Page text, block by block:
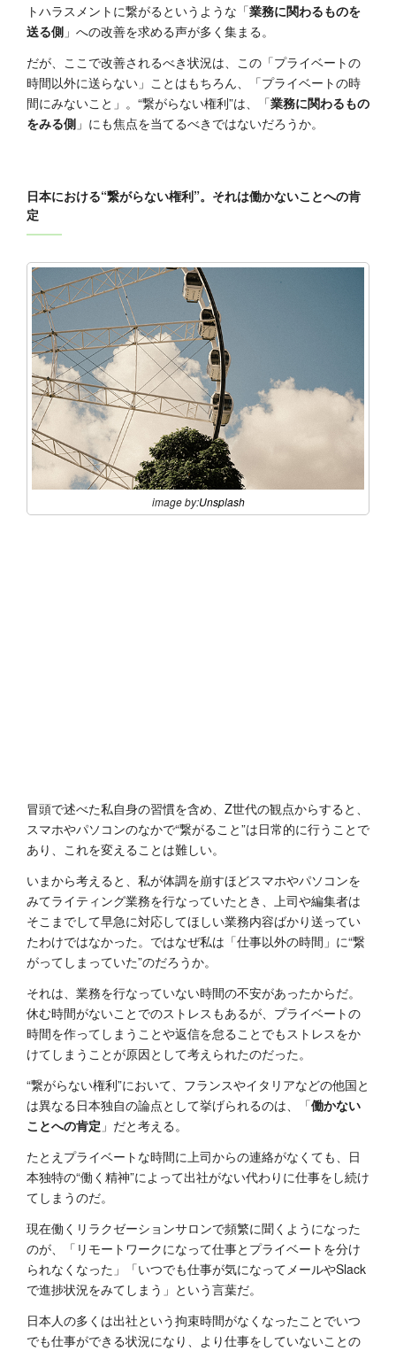
トハラスメントに繋がるというような「業務に関わるものを
送る側 」への改善を求める声が多く集まる。
だが、ここで改善されるべき状況は、この「プライベートの
時間以外に送らない」ことはもちろん、「プライベートの時
間にみないこと」。“繋がらない権利”は、「業務に関わるもの
をみる側 」にも焦点を当てるべきではないだろうか。
日本における“繋がらない権利”。それは働かないことへの肯
定
image by:Unsplash
冒頭で述べた私自身の習慣を含め、Z世代の観点からすると、
スマホやパソコンのなかで“繋がること”は日常的に行うことで
あり、これを変えることは難しい。
いまから考えると、私が体調を崩すほどスマホやパソコンを
みてライティング業務を行なっていたとき、上司や編集者は
そこまでして早急に対応してほしい業務内容ばかり送ってい
たわけではなかった。ではなぜ私は「仕事以外の時間」に“繋
がってしまっていた”のだろうか。
それは、業務を行なっていない時間の不安があったからだ。
休む時間がないことでのストレスもあるが、プライベートの
時間を作ってしまうことや返信を怠ることでもストレスをか
けてしまうことが原因として考えられたのだった。
“繋がらない権利”において、フランスやイタリアなどの他国と
は異なる日本独自の論点として挙げられるのは、「働かない
ことへの肯定 」だと考える。
たとえプライベートな時間に上司からの連絡がなくても、日
本独特の“働く精神”によって出社がない代わりに仕事をし続け
てしまうのだ。
現在働くリラクゼーションサロンで頻繁に聞くようになった
のが、「リモートワークになって仕事とプライベートを分け
られなくなった」「いつでも仕事が気になってメールやSlack
で進捗状況をみてしまう」という言葉だ。
日本人の多くは出社という拘束時間がなくなったことでいつ
でも仕事ができる状況になり、より仕事をしていないことの